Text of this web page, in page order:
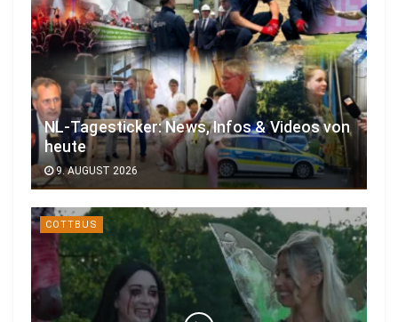
NL-Tagesticker: News, Infos & Videos von
heute
9. AUGUST 2026
COTTBUS